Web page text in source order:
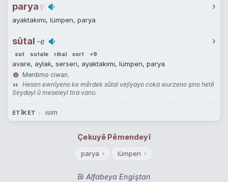
parya ›
ayaktakımı, lümpen, parya
sûtal -e ›
sut sutale rihal xort +9
avare, aylak, serseri, ayaktakımı, lümpen, parya
Merdimo ciwan.
Hesen ewnîyeno ke mêrdek sûtal vejîyayo coka wurzeno şino hetê
Seydayî û meseleyî tira vano.
ETÎKET isim
Çekuyê Pêmendeyî
parya › lümpen ›
Bi Alfabeya Engiştan